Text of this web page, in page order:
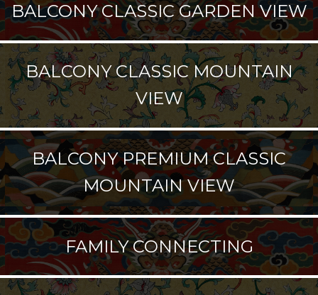
BALCONY CLASSIC GARDEN VIEW
BALCONY CLASSIC MOUNTAIN
VIEW
BALCONY PREMIUM CLASSIC
MOUNTAIN VIEW
FAMILY CONNECTING